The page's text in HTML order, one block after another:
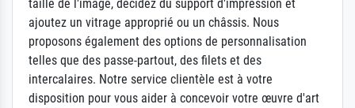
taille de l'image, décidez du support d'impression et
ajoutez un vitrage approprié ou un châssis. Nous
proposons également des options de personnalisation
telles que des passe-partout, des filets et des
intercalaires. Notre service clientèle est à votre
disposition pour vous aider à concevoir votre œuvre d'art